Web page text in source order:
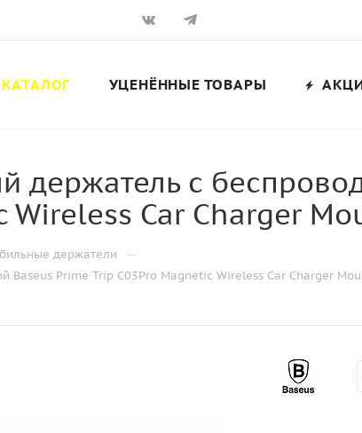
КАТАЛОГ УЦЕНЁННЫЕ ТОВАРЫ
держатель с
Wireless Car Charger
держатели —
Prime Trip C03Pro Magnetic Wireless Car Charger